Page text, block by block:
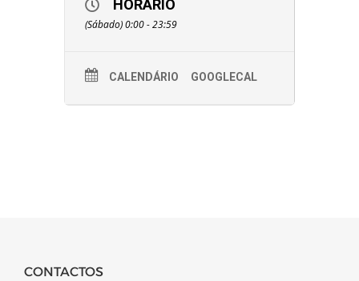
HORÁRIO
(Sábado) 0:00 - 23:59
CALENDÁRIO GOOGLECAL
CONTACTOS